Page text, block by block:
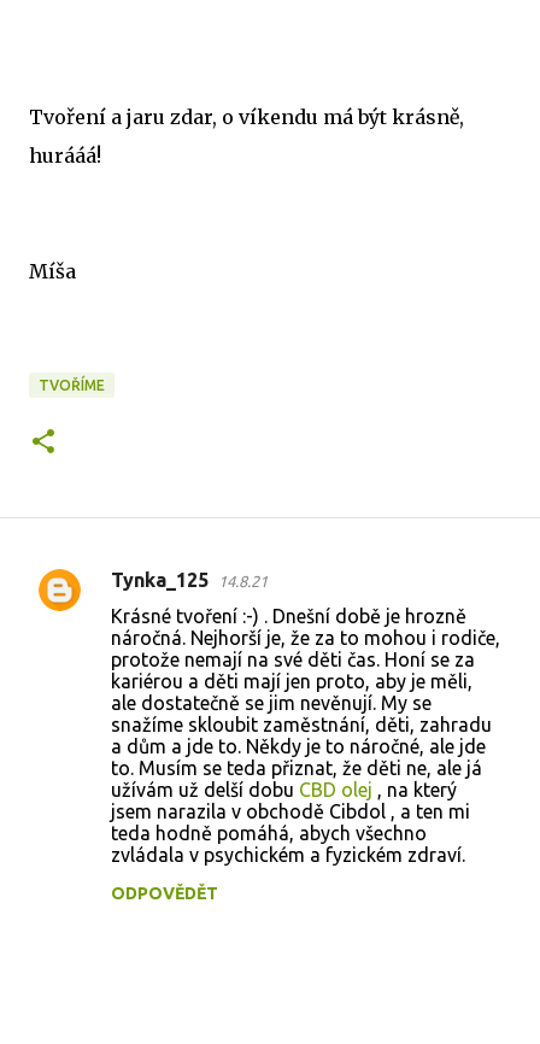
Tvoření a jaru zdar, o víkendu má být krásně,
hurááá!
Míša
TVOŘÍME
K
Tynka_125 14.8.21
Krásné tvoření :-) . Dnešní době je hrozně
náročná. Nejhorší je, že za to mohou i rodiče,
protože nemají na své děti čas. Honí se za
kariérou a děti mají jen proto, aby je měli,
ale dostatečně se jim nevěnují. My se
snažíme skloubit zaměstnání, děti, zahradu
a dům a jde to. Někdy je to náročné, ale jde
to. Musím se teda přiznat, že děti ne, ale já
užívám už delší dobu CBD olej , na který
jsem narazila v obchodě Cibdol , a ten mi
teda hodně pomáhá, abych všechno
zvládala v psychickém a fyzickém zdraví.
ODPOVĚDĚT